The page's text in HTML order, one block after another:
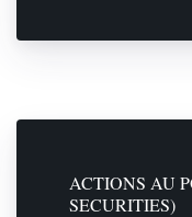
ACTIONS AU
SECURITIES)